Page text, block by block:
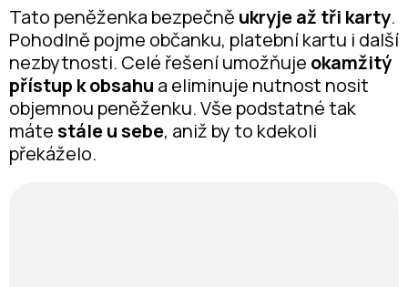
Tato peněženka bezpečně ukryje až tři karty.
Pohodlně pojme občanku, platební kartu i další
nezbytnosti. Celé řešení umožňuje okamžitý
přístup k obsahu a eliminuje nutnost nosit
objemnou peněženku. Vše podstatné tak
mátestále u sebe, aniž by to kdekoli
překáželo.